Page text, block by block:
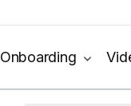
Onboarding